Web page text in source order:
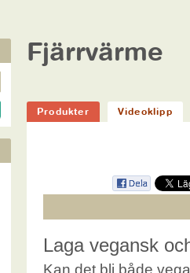
Fjärrvärme
Produkter Videoklipp
Laga vegansk
Kan det bli både